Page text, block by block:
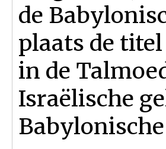
de
plaats de titel
in de
Israëlische